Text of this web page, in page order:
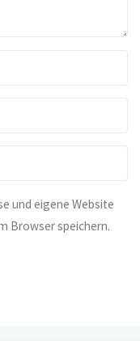
und eigene Website
Browser speichern.